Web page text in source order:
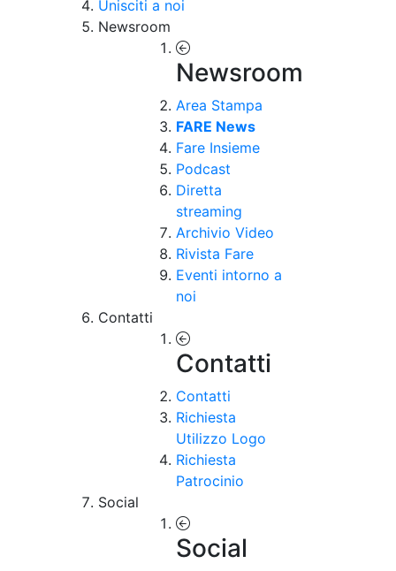
Unisciti a noi
Newsroom
Newsroom
Area Stampa
FARE News
Fare Insieme
Podcast
Diretta
streaming
Archivio Video
Rivista Fare
Eventi intorno a
noi
Contatti
Contatti
Contatti
Richiesta
Utilizzo Logo
Richiesta
Patrocinio
Social
Social